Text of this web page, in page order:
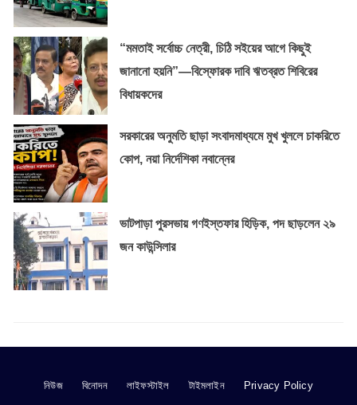
“মমতাই সর্বোচ্চ নেত্রী, চিঠি সইয়ের আগে কিছুই
জানানো হয়নি”—বিস্ফোরক দাবি ঋতব্রত শিবিরের
বিধায়কদের
সরকারের অনুমতি ছাড়া সংবাদমাধ্যমে মুখ খুললে চাকরিতে
কোপ, নয়া নির্দেশিকা নবান্নের
ভাটপাড়া পুরসভায় গণইস্তফার হিড়িক, পদ ছাড়লেন ২৯
জন কাউন্সিলার
নিউজ বিনোদন লাইফস্টাইল টাইমলাইন Privacy Policy